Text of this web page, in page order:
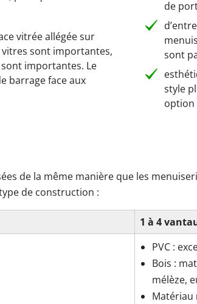
vitrée allégée sur
vitres sont importantes,
importantes. Le
barrage face aux
de
sont
style
option
de la même manière que les
de construction :
1 à 4
PVC :
Bois :
mélèze,
Matériau